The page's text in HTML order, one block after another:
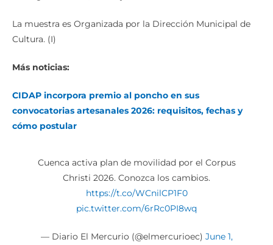
La muestra es Organizada por la Dirección Municipal de
Cultura. (I)
Más noticias:
CIDAP incorpora premio al poncho en sus
convocatorias artesanales 2026: requisitos, fechas y
cómo postular
Cuenca activa plan de movilidad por el Corpus
Christi 2026. Conozca los cambios.
https://t.co/WCnilCP1F0
pic.twitter.com/6rRc0PI8wq
— Diario El Mercurio (@elmercurioec) June 1,